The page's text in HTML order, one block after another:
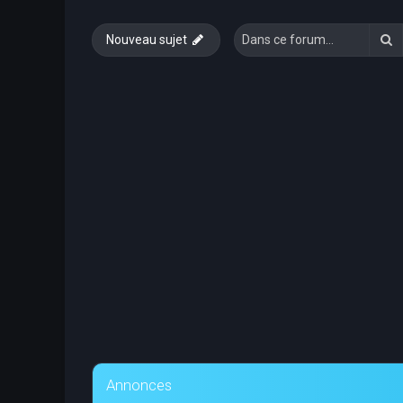
Nouveau sujet
Annonces